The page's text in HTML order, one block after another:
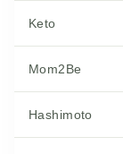
Keto
Mom2Be
Hashimoto